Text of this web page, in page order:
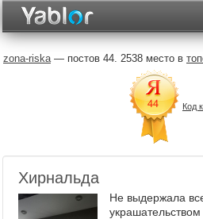
Неделя
Месяц
Рейтинги
Фототоп
zona-riska— постов 44. 2538 место в
Код
Хирнальда
Не выдержала